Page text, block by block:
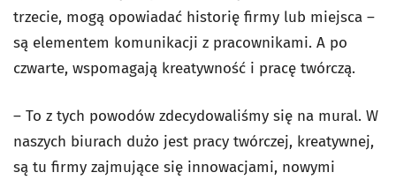
trzecie, mogą opowiadać historię firmy lub miejsca –
są elementem komunikacji z pracownikami. A po
czwarte, wspomagają kreatywność i pracę twórczą.
– To z tych powodów zdecydowaliśmy się na mural. W
naszych biurach dużo jest pracy twórczej, kreatywnej,
są tu firmy zajmujące się innowacjami, nowymi